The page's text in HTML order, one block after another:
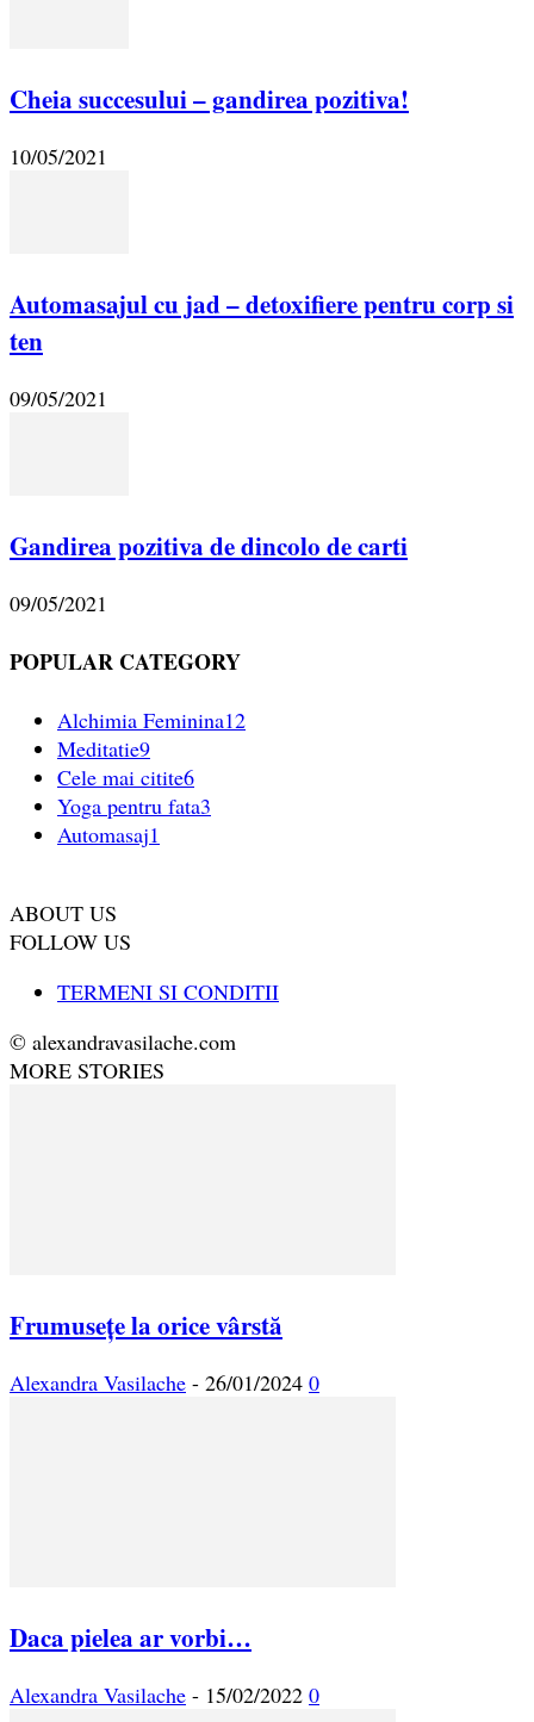
Cheia succesului – gandirea pozitiva!
10/05/2021
Automasajul cu jad – detoxifiere pentru corp si
ten
09/05/2021
Gandirea pozitiva de dincolo de carti
09/05/2021
POPULAR CATEGORY
Alchimia Feminina12
Meditatie9
Cele mai citite6
Yoga pentru fata3
Automasaj1
ABOUT US
FOLLOW US
TERMENI SI CONDITII
© alexandravasilache.com
MORE STORIES
Frumusețe la orice vârstă
Alexandra Vasilache - 26/01/2024 0
Daca pielea ar vorbi…
Alexandra Vasilache - 15/02/2022 0